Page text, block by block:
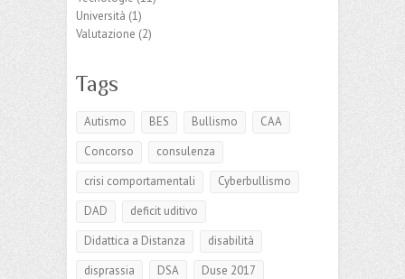
Università (1)
Valutazione (2)
Tags
Autismo BES Bullismo
CAA
Concorso
consulenza
crisi comportamentali
Cyberbullismo
DAD
deficit uditivo
Didattica a Distanza
disabilità
disprassia
DSA
Duse 2017